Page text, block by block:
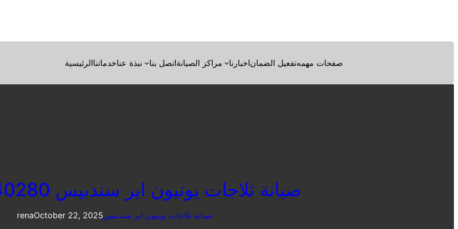
الرئيسيةخدماتنانبذة عنا اتصل بنامراكز الصيانة اخبارناتفعيل الضمانصفحات مهمه
صيانة ثلاجات يونيون اير سندبيس 01023140280
renaOctober 22, 2025صيانة ثلاجات يونيون اير سندبيس